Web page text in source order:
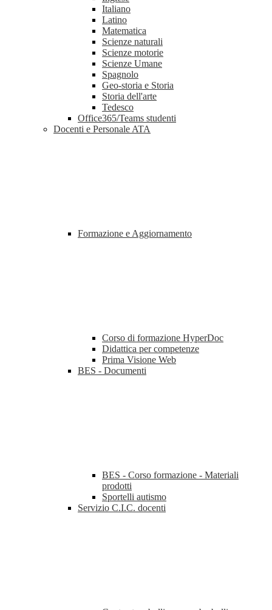
Italiano
Latino
Matematica
Scienze naturali
Scienze motorie
Scienze Umane
Spagnolo
Geo-storia e Storia
Storia dell'arte
Tedesco
Office365/Teams studenti
Docenti e Personale ATA
Formazione e Aggiornamento
Corso di formazione HyperDoc
Didattica per competenze
Prima Visione Web
BES - Documenti
BES - Corso formazione - Materiali
prodotti
Sportelli autismo
Servizio C.I.C. docenti